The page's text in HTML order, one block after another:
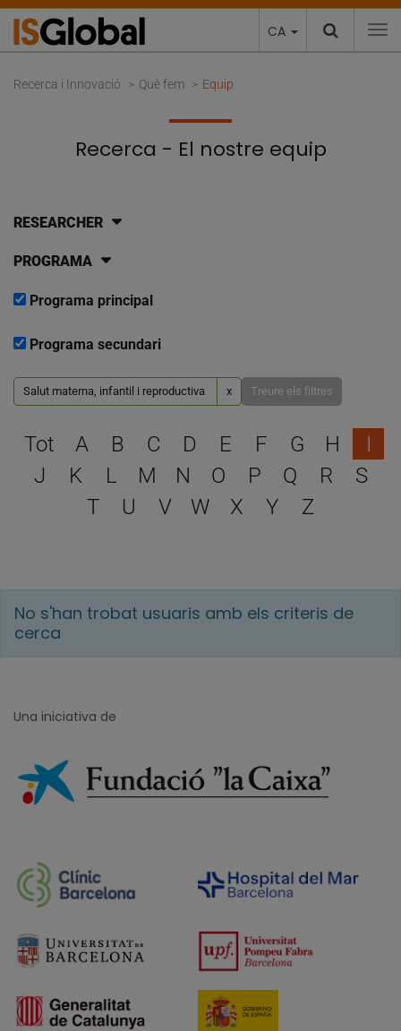
CA
Recerca i Innovació Què fem Equip
Recerca - El nostre equip
RESEARCHER
PROGRAMA
Programa principal
Programa secundari
Salut materna, infantil i reproductiva x Treure els filtres
Escull una lletra per filtrar
Tot A B C D E F G H
I
J
K L M N O P Q R
S
T
U V W X Y Z
No s'han trobat usuaris amb els criteris de
cerca
Una iniciativa de